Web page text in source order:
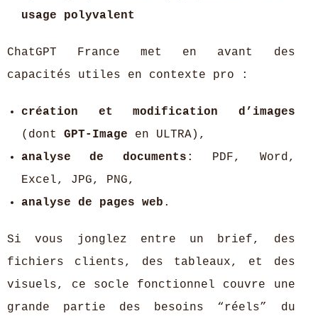
usage polyvalent
ChatGPT France met en avant des
capacités utiles en contexte pro :
création et modification d’images
(dont GPT-Image en ULTRA),
analyse de documents : PDF, Word,
Excel, JPG, PNG,
analyse de pages web .
Si vous jonglez entre un brief, des
fichiers clients, des tableaux, et des
visuels, ce socle fonctionnel couvre une
grande partie des besoins “réels” du